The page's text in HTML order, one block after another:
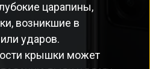
царапины,
возникшие в
ударов.
крышки может